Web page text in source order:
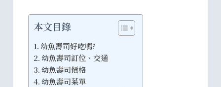
本文目錄
幼魚壽司好吃嗎?
幼魚壽司訂位、交通
幼魚壽司價格
幼魚壽司菜單